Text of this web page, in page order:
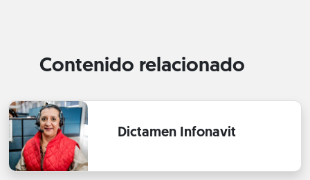
Contenido relacionado
Dictamen Infonavit